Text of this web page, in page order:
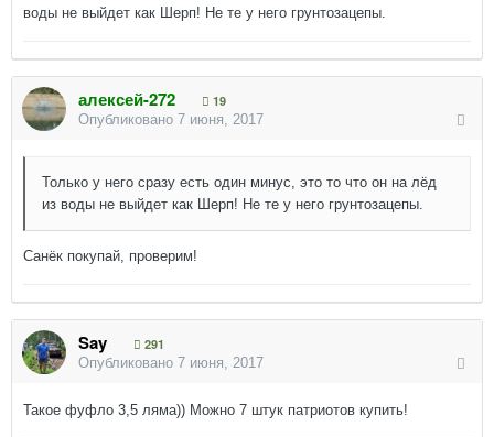
воды не выйдет как Шерп! Не те у него грунтозацепы.
алексей-272
19
Опубликовано 7 июня, 2017
Только у него сразу есть один минус, это то что он на лёд
из воды не выйдет как Шерп! Не те у него грунтозацепы.
Санёк покупай, проверим!
Say
291
Опубликовано 7 июня, 2017
Такое фуфло 3,5 ляма)) Можно 7 штук патриотов купить!